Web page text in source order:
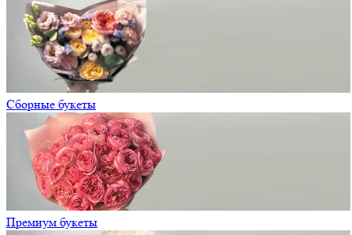
Сборные букеты
Премиум букеты